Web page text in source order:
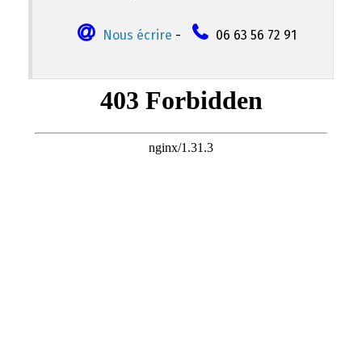
Nous écrire - 06 63 56 72 91